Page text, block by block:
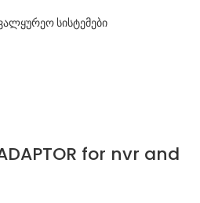
სისტემები
for nvr and